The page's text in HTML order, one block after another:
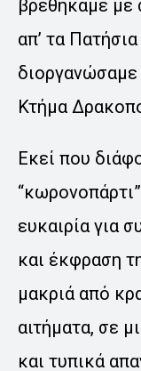
βρεθήκαμε με
απ’ τα
Κτήμα
Εκεί που
ευκαιρία για
και έκφραση
μακριά από
αιτήματα, σε
και τυπικά